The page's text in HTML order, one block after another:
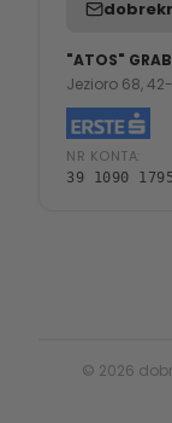
"ATOS"
Jezioro 68,
NR KONTA:
39 1090
© 2026